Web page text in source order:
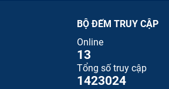
BỘ ĐẾM TRUY CẬP
Online
13
Tổng số truy cập
1423024